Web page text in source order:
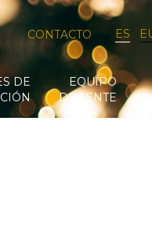
CONTACTO ES
DE
EQUIPO
DOCENTE